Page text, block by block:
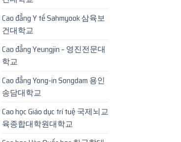
Cao đẳng Y tế Sahmyook 삼육보
건대학교
Cao đẳng Yeungjin – 영진전문대
학교
Cao đẳng Yong-in Songdam 용인
송담대학교
Cao học Giáo dục trí tuệ 국제뇌교
육종합대학원대학교